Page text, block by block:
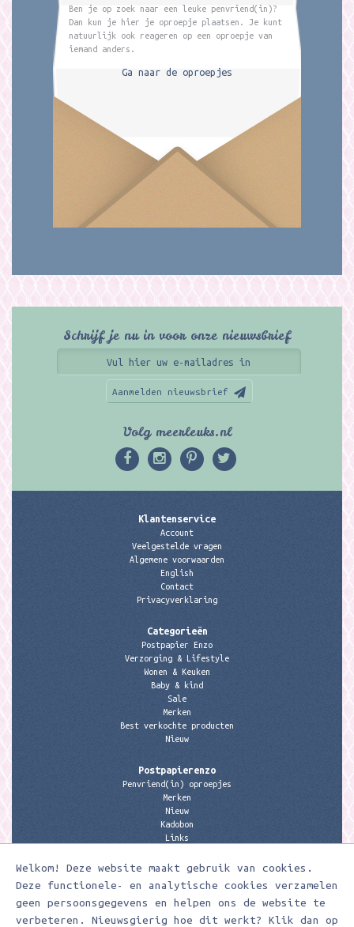
Welkom! Deze website maakt gebruik van cookies.
Deze functionele- en analytische cookies verzamelen
geen persoonsgegevens en helpen ons de website te
verbeteren. Nieuwsgierig hoe dit werkt? Klik dan op
Ben je op zoek naar een leuke penvriend(in)?
Dan kun je hier je oproepje plaatsen. Je kunt
natuurlijk ook reageren op een oproepje van
iemand anders.
Ga naar de oproepjes
Schrijf je nu in voor onze nieuwsbrief
Aanmelden nieuwsbrief
Volg meerleuks.nl
Klantenservice
Account
Veelgestelde vragen
Algemene voorwaarden
English
Contact
Privacyverklaring
Categorieën
Postpapier Enzo
Verzorging & Lifestyle
Wonen & Keuken
Baby & kind
Sale
Merken
Best verkochte producten
Nieuw
Postpapierenzo
Penvriend(in) oproepjes
Merken
Nieuw
Kadobon
Links
Contactgegevens
Meerleuks
anita@meerleuks.nl
06 – 107 163 36